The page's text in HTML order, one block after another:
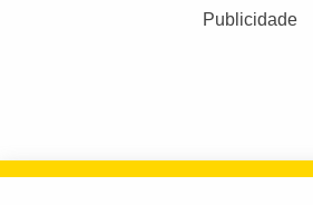
Publicidade